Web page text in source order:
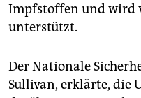
Impfstoffen und wird
unterstützt.
Der Nationale
Sullivan, erklärte, die